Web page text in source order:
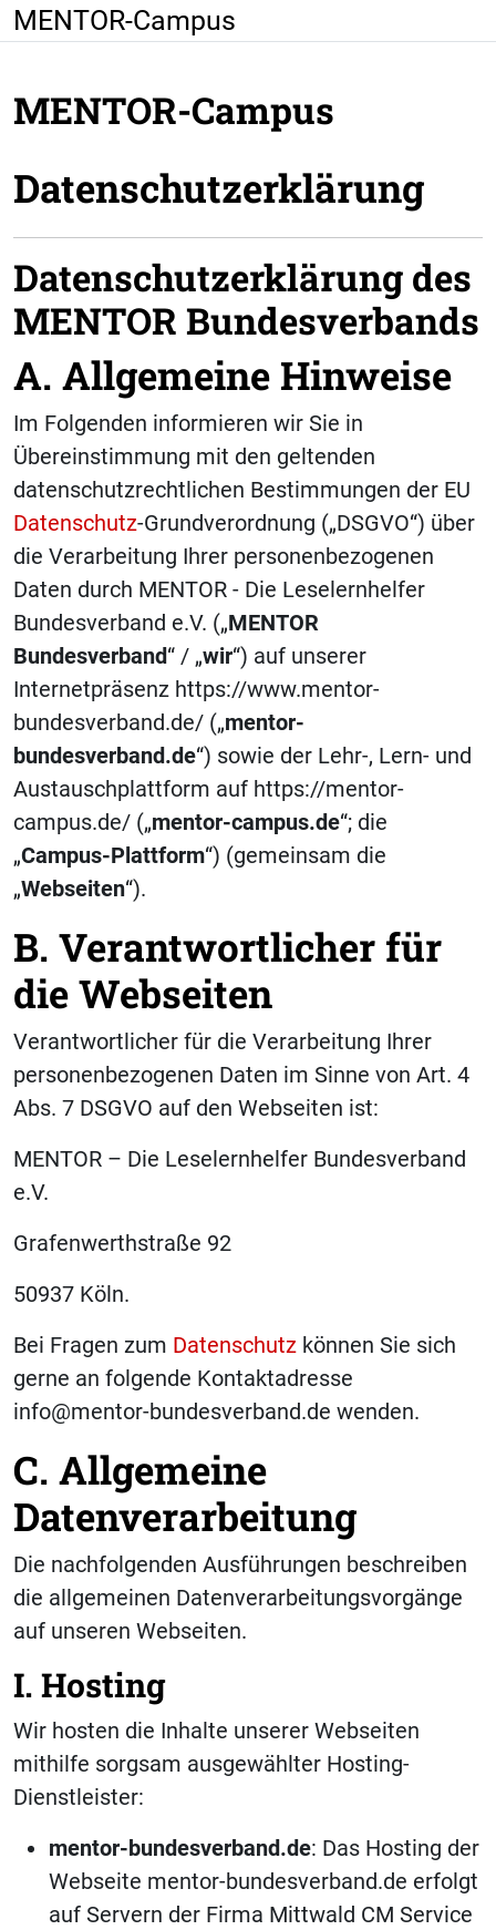
Zum Hauptinhalt
MENTOR-Campus
MENTOR-Campus
Datenschutzerklärung
Datenschutzerklärung des
MENTOR Bundesverbands
A. Allgemeine Hinweise
Im Folgenden informieren wir Sie in
Übereinstimmung mit den geltenden
datenschutzrechtlichen Bestimmungen der EU
Datenschutz-Grundverordnung („DSGVO“) über
die Verarbeitung Ihrer personenbezogenen
Daten durch MENTOR - Die Leselernhelfer
Bundesverband e.V. („MENTOR
Bundesverband“ / „wir“) auf unserer
Internetpräsenz https://www.mentor-
bundesverband.de/ („mentor-
bundesverband.de“) sowie der Lehr-, Lern- und
Austauschplattform auf https://mentor-
campus.de/ („mentor-campus.de“; die
„Campus-Plattform“) (gemeinsam die
„Webseiten“).
B. Verantwortlicher für
die Webseiten
Verantwortlicher für die Verarbeitung Ihrer
personenbezogenen Daten im Sinne von Art. 4
Abs. 7 DSGVO auf den Webseiten ist:
MENTOR – Die Leselernhelfer Bundesverband
e.V.
Grafenwerthstraße 92
50937 Köln.
Bei Fragen zum Datenschutz können Sie sich
gerne an folgende Kontaktadresse
info@mentor-bundesverband.de wenden.
C. Allgemeine
Datenverarbeitung
Die nachfolgenden Ausführungen beschreiben
die allgemeinen Datenverarbeitungsvorgänge
auf unseren Webseiten.
I. Hosting
Wir hosten die Inhalte unserer Webseiten
mithilfe sorgsam ausgewählter Hosting-
Dienstleister:
mentor-bundesverband.de: Das Hosting der
Webseite mentor-bundesverband.de erfolgt
auf Servern der Firma Mittwald CM Service